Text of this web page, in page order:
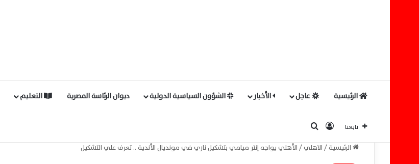
الرئيسية عاجل الأخبار الشؤون السياسية الدولية ديوان الرئاسة المصرية التعليم
تابعنا تسجيل الدخول
الرئيسية/الاهلي/الأهلي يواجه إنتر ميامي بتشكيل ناري في مونديال الأندية .. تعرف علي التشكيل